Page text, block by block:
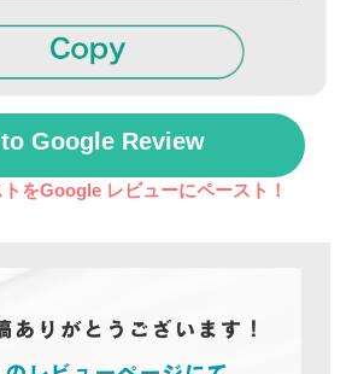
Google Review
をGoogle レビューにペースト！